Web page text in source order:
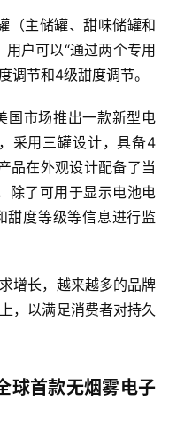
（主储罐、甜味储罐和
户可以“通过两个专用
调节和4级甜度调节。
国市场推出一款新型电
采用三罐设计，具备4
品在外观设计配备了当
除了可用于显示电池电
甜度等级等信息进行监
增长，越来越多的品牌
，以满足消费者对持久
球首款无烟雾电子